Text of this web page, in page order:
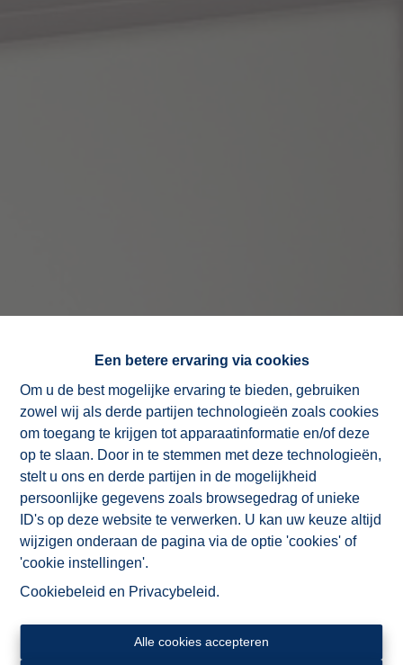
Een betere ervaring via cookies
Om u de best mogelijke ervaring te bieden, gebruiken
zowel wij als derde partijen technologieën zoals cookies
om toegang te krijgen tot apparaatinformatie en/of deze
op te slaan. Door in te stemmen met deze technologieën,
stelt u ons en derde partijen in de mogelijkheid
persoonlijke gegevens zoals browsegedrag of unieke
ID's op deze website te verwerken. U kan uw keuze altijd
wijzigen onderaan de pagina via de optie 'cookies' of
'cookie instellingen'.
Cookiebeleid en Privacybeleid.
Alle cookies accepteren